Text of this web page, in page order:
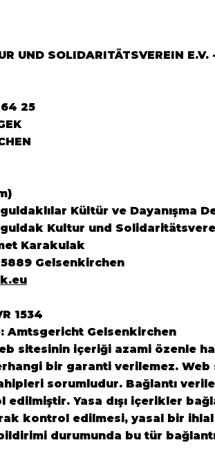
UND SOLIDARITÄTSVEREIN E.V.
25
Kültür ve Dayanışma
Kultur und
Karakulak
Gelsenkirchen
1534
Amtsgericht Gelsenkirchen
sitesinin içeriği azami özenle
bir garanti verilemez.
sorumludur. Bağlantı
edilmiştir. Yasa dışı içerikler
kontrol edilmesi, yasal bir
durumunda bu tür